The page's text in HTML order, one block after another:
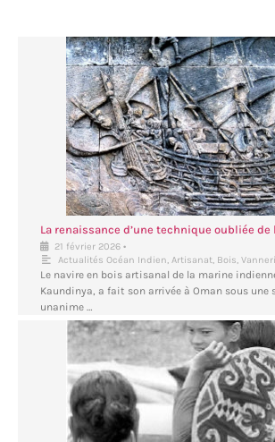
La renaissance d’une technique oubliée de
21 février 2026 •
Actualités Océan Indien, Artisanat, Bois,
Le navire en bois artisanal de la marine
Kaundinya, a fait son arrivée à Oman sous
unanime …